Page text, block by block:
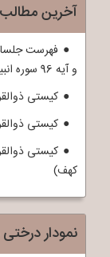
آخرین مطالب
و آیه 96 سوره انبیاء)
کیستی ذوالقرنین - جلسه 1
کیستی ذوالقرنین - جلسه 2
کهف)
نمودار